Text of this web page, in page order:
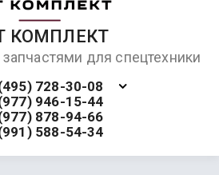
КОМПЛЕКТ
для спецтехники
728-30-08
946-15-44
878-94-66
588-54-34